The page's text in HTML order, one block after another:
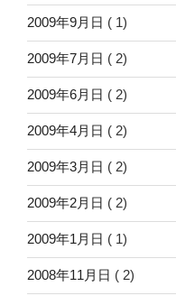
2009年9月日 ( 1)
2009年7月日 ( 2)
2009年6月日 ( 2)
2009年4月日 ( 2)
2009年3月日 ( 2)
2009年2月日 ( 2)
2009年1月日 ( 1)
2008年11月日 ( 2)